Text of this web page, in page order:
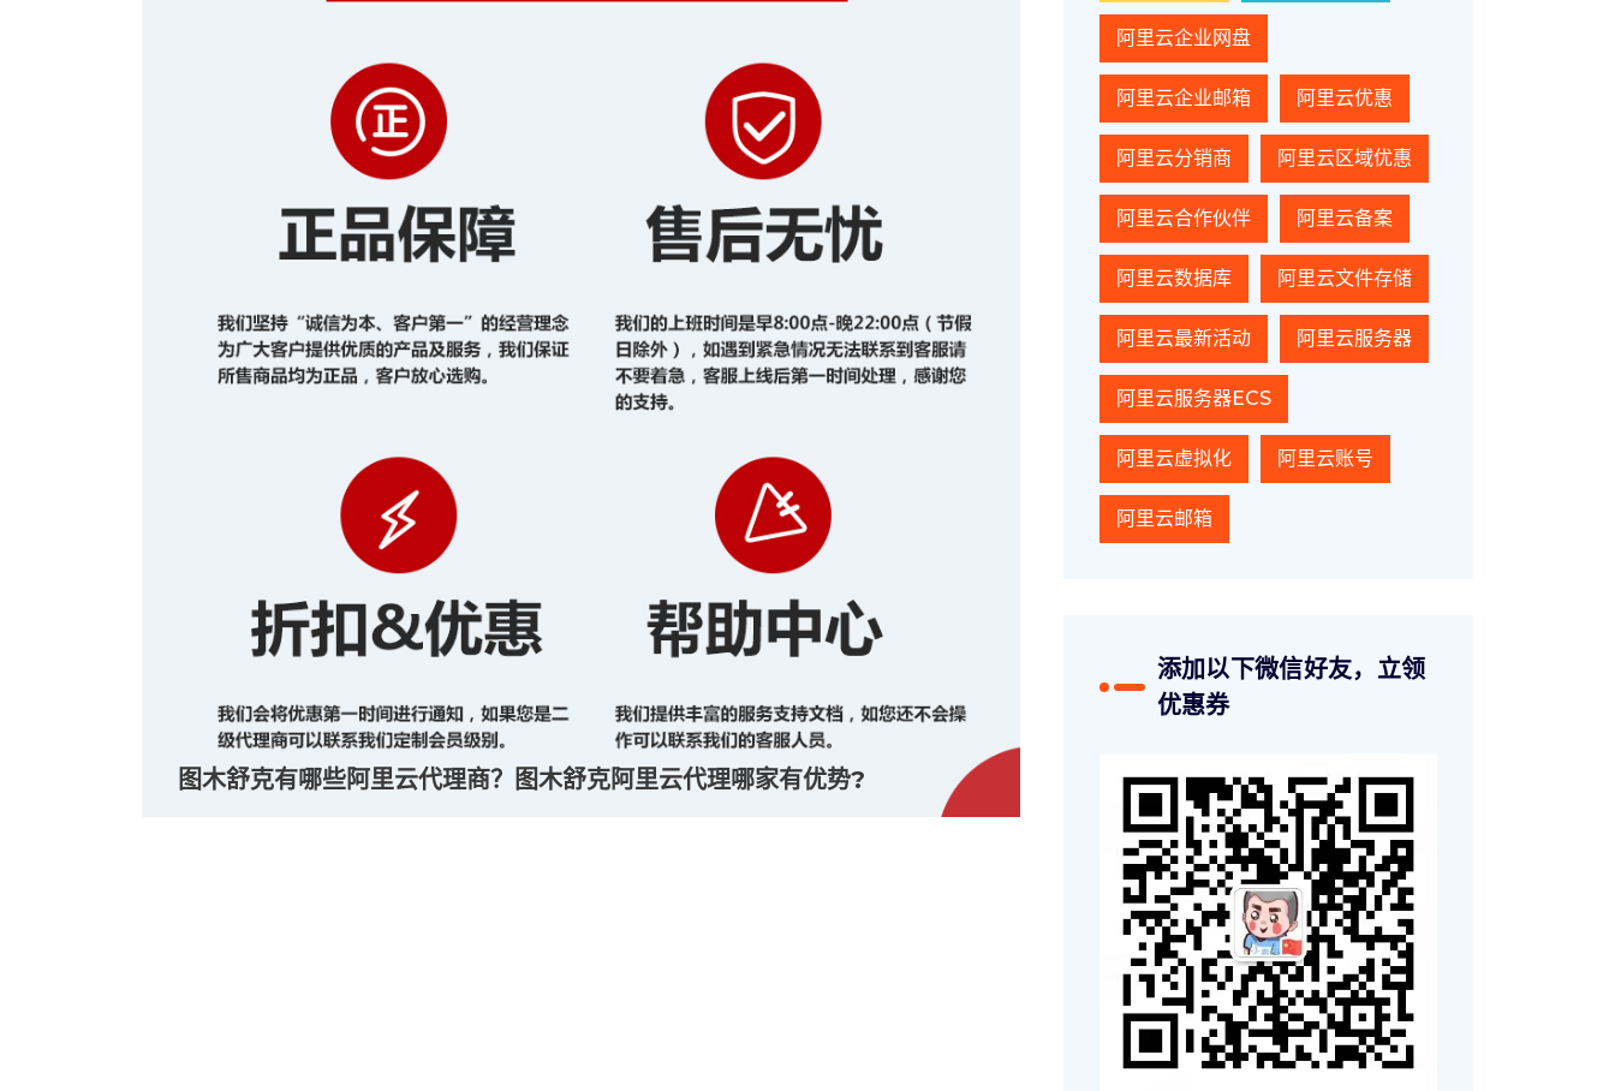
图木舒克有哪些阿里云代理商？图木舒克阿里云代理哪家有优势?
阿里云企业网盘
阿里云企业邮箱 阿里云优惠
阿里云分销商 阿里云区域优惠
阿里云合作伙伴 阿里云备案
阿里云数据库 阿里云文件存储
阿里云最新活动 阿里云服务器
阿里云服务器ECS
阿里云虚拟化 阿里云账号
阿里云邮箱
添加以下微信好友，立领
优惠券